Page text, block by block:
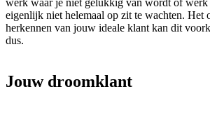
werk waar je niet gelukkig van wordt of werk
eigenlijk niet helemaal op zit te wachten. Het
herkennen van jouw ideale klant kan dit
dus.
Jouw droomklant